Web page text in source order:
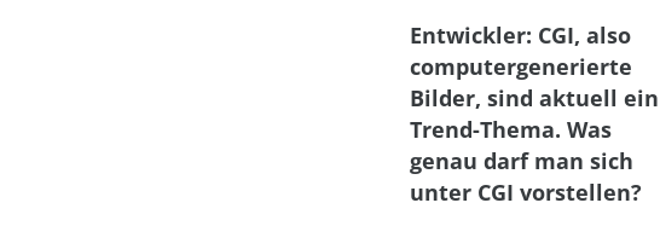
Entwickler: CGI, also
computergenerierte
Bilder, sind aktuell ein
Trend-Thema. Was
genau darf man sich
unter CGI vorstellen?